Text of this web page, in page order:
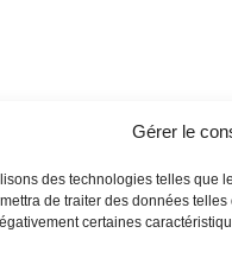
Gérer le
des technologies telles
de traiter des données
certaines